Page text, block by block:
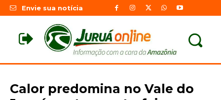
Envie sua notícia
Calor predomina no Vale do